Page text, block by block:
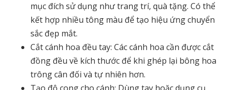
mục đích sử dụng như trang trí, quà tặng. Có thể
kết hợp nhiều tông màu để tạo hiệu ứng chuyển
sắc đẹp mắt.
Cắt cánh hoa đều tay: Các cánh hoa cần được cắt
đồng đều về kích thước để khi ghép lại bông hoa
trông cân đối và tự nhiên hơn.